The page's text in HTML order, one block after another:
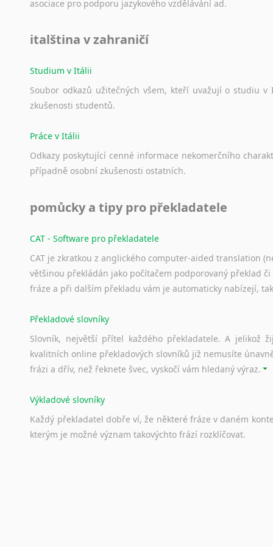
asociace pro podporu jazykového vzdělávání ad.
italština v zahraničí
Studium v Itálii
Soubor odkazů užitečných všem, kteří uvažují o studiu v
zkušenosti studentů.
Práce v Itálii
Odkazy poskytující cenné informace nekomerčního
případně osobní zkušenosti ostatních.
pomůcky a tipy pro překladatele
CAT - Software pro překladatele
CAT je zkratkou z anglického computer-aided translation
většinou překládán jako počítačem podporovaný překlad
fráze a při dalším překladu vám je automaticky nabízejí,
Překladové slovníky
Slovník, největší přítel každého překladatele. A jelikož
kvalitních online překladových slovníků již nemusíte
frázi a dřív, než řeknete švec, vyskočí vám hledaný výraz.
Výkladové slovníky
Každý překladatel dobře ví, že některé fráze v daném
kterým je možné význam takovýchto frází rozklíčovat.